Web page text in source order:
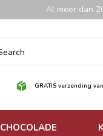
Al meer dan
GRATIS verzending
CHOCOLADE